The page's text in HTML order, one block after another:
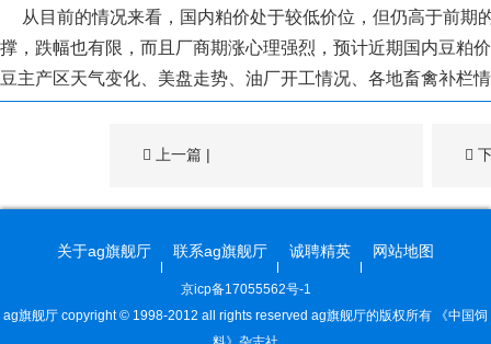
从目前的情况来看，国内粕价处于较低价位，但仍高于前期
撑，跌幅也有限，而且厂商期涨心理强烈，预计近期国内豆粕
豆主产区天气变化、美盘走势、油厂开工情况、各地畜禽补栏
上一篇 |
关于ag旗舰厅 联系ag旗舰厅 诚聘精英 网站地图
京icp备17055562号-1
ag旗舰厅 copyright © 1998-2012 all rights reserved ag旗舰厅的版权所有 《中国饲